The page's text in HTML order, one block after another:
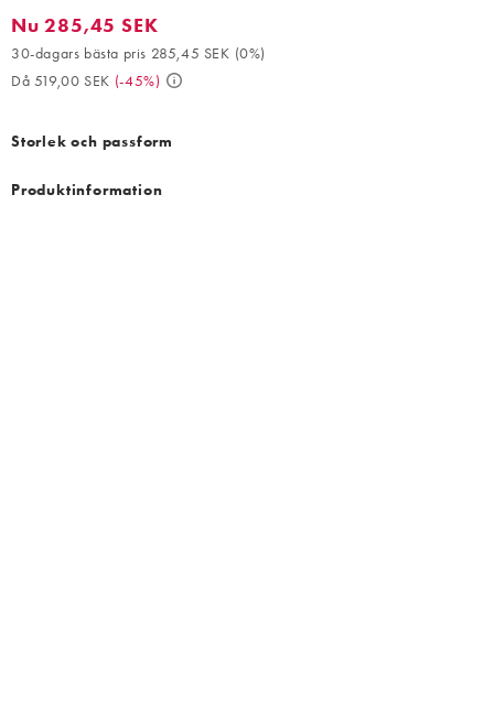
Nu 285,45 SEK. 30-dagars bästa pris 285,45 SEK (0%). Då
Nu 285,45 SEK
30-dagars bästa pris 285,45 SEK (0%)
Då 519,00 SEK (-45%)
Storlek och passform
Produktinformation